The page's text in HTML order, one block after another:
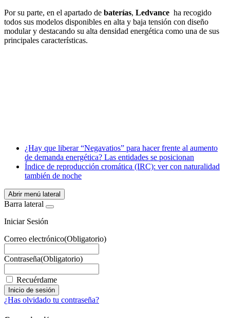
Por su parte, en el apartado de baterías, Ledvance ha recogido
todos sus modelos disponibles en alta y baja tensión con diseño
modular y destacando su alta densidad energética como una de sus
principales características.
WhatsApp
¿Hay que liberar “Negavatios” para hacer frente al aumento
de demanda energética? Las entidades se posicionan
Índice de reproducción cromática (IRC): ver con naturalidad
también de noche
Abrir menú lateral
Barra lateral
Iniciar Sesión
Correo electrónico(Obligatorio)
Contraseña(Obligatorio)
Recuérdame
¿Has olvidado tu contraseña?